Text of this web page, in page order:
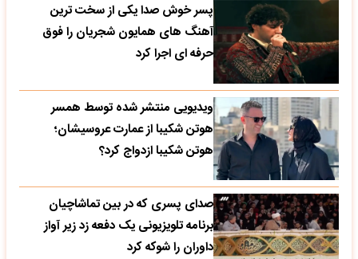
پسر خوش صدا یکی از سخت ترین
آهنگ های همایون شجریان را فوق
حرفه ای اجرا کرد
ویدیویی منتشر شده توسط همسر
هوتن شکیبا از عمارت عروسیشان؛
هوتن شکیبا ازدواج کرد؟
صدای پسری که در بین تماشاچیان
برنامه تلویزیونی یک دفعه زد زیر آواز
داوران را شوکه کرد